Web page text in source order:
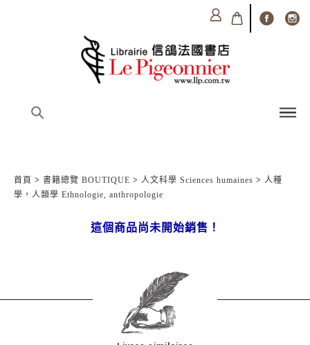
首頁 > 書籍總覽 BOUTIQUE > 人文科學 Sciences humaines > 人種
學，人類學 Ethnologie, anthropologie
這個商品尚未開始銷售！